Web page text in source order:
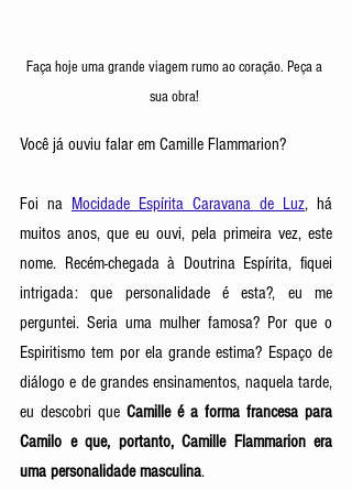
Faça hoje uma grande viagem rumo ao coração. Peça a
sua obra!
Você já ouviu falar em Camille Flammarion?
Foi na Mocidade Espírita Caravana de Luz, há
muitos anos, que eu ouvi, pela primeira vez, este
nome. Recém-chegada à Doutrina Espírita, fiquei
intrigada: que personalidade é esta?, eu me
perguntei. Seria uma mulher famosa? Por que o
Espiritismo tem por ela grande estima? Espaço de
diálogo e de grandes ensinamentos, naquela tarde,
eu descobri que Camille é a forma francesa para
Camilo e que, portanto, Camille Flammarion era
uma personalidade masculina.